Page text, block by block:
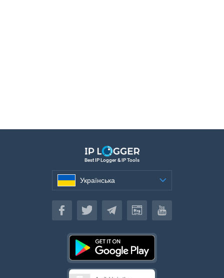
Best IP Logger & IP Tools
Українська
Українська